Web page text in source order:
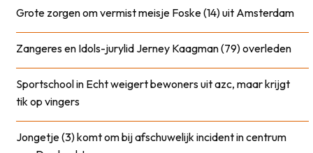
Grote zorgen om vermist meisje Foske (14) uit Amsterdam
Zangeres en Idols-jurylid Jerney Kaagman (79) overleden
Sportschool in Echt weigert bewoners uit azc, maar krijgt
tik op vingers
Jongetje (3) komt om bij afschuwelijk incident in centrum